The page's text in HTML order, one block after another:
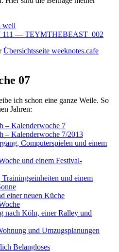
well
111 — TEYMTHEBEAST_002
Übersichtsseite weeknotes.cafe
07
ich schon eine ganze Weile. So
Jahren:
– Kalenderwoche 7
– Kalenderwoche 7/2013
Computerspielen und einem
und einem Festival-
und einem
einer neuen Küche
nach Köln, einer Ralley und
und Umzugsplanungen
Belangloses